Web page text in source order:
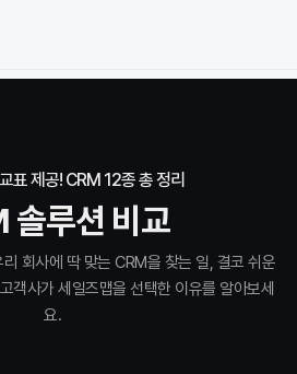
vs 먼데이닷컴
솔루션 비교
표 제공! CRM 12종 총 정리
회사에 딱 맞는 CRM을 찾는 일, 결코 쉬운
객사가 세일즈맵을 선택한 이유를 알아보세
요.